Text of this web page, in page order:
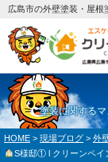
広島市の外壁塗装・屋根
塗装に関する
HOME > 現場ブログ > 外
S様邸① l クリーンペイ